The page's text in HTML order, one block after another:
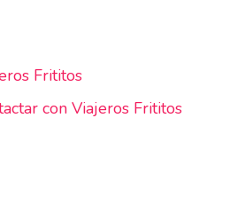
Frititos
con Viajeros Frititos